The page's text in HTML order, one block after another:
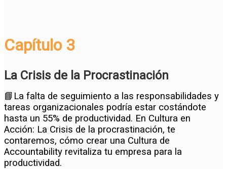
Capítulo 3
La Crisis de la Procrastinación
📘La falta de seguimiento a las responsabilidades y
tareas organizacionales podría estar costándote
hasta un 55% de productividad. En Cultura en
Acción: La Crisis de la procrastinación, te
contaremos, cómo crear una Cultura de
Accountability revitaliza tu empresa para la
productividad.